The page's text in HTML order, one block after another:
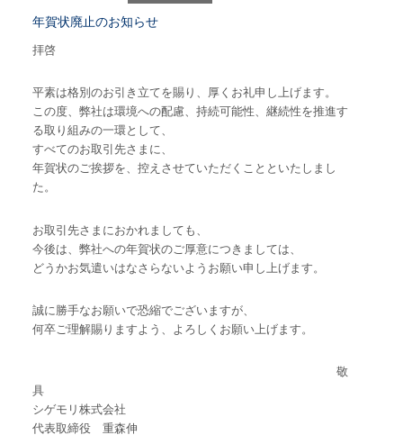
年賀状廃止のお知らせ
拝啓
平素は格別のお引き立てを賜り、厚くお礼申し上げます。
この度、弊社は環境への配慮、持続可能性、継続性を推進す
る取り組みの一環として、
すべてのお取引先さまに、
年賀状のご挨拶を、控えさせていただくことといたしまし
た。
お取引先さまにおかれましても、
今後は、弊社への年賀状のご厚意につきましては、
どうかお気遣いはなさらないようお願い申し上げます。
誠に勝手なお願いで恐縮でございますが、
何卒ご理解賜りますよう、よろしくお願い上げます。
敬
具
シゲモリ株式会社
代表取締役 重森伸